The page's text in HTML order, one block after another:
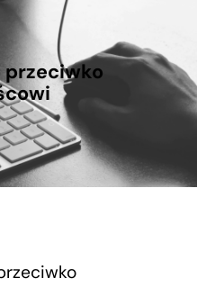
przeciwko